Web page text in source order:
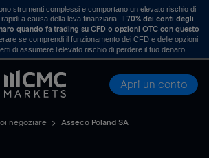
strumenti complessi e comportano un elevato rischio di
a causa della leva finanziaria. Il70% dei conti degli
quando fa trading su CFD o opzioni OTC con questo
se comprendi il funzionamento dei CFD e delle opzioni
di assumere l’elevato rischio di perdere il tuo denaro.
Apri un conto
negoziare Asseco Poland SA